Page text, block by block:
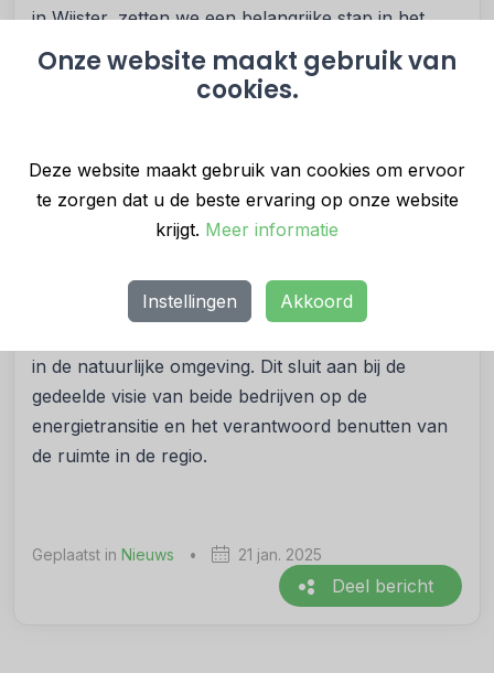
Onze website maakt gebruik van
cookies.
Deze website maakt gebruik van cookies om ervoor
te zorgen dat u de beste ervaring op onze website
krijgt. Meer informatie
Instellingen Akkoord
in Wijster, zetten we een belangrijke stap in het
ontwikkelen van duurzame energieoplossingen op
De bouw van het zonnepark in Montfort ging in
oktober 2024 van start en wordt naar verwachting
in maart 2025 voltooid. Het project laat zien hoe
doeleinden. Naast energieopwekking speelt
landschappelijke inpassing een belangrijke rol: het
in de natuurlijke omgeving. Dit sluit aan bij de
gedeelde visie van beide bedrijven op de
energietransitie en het verantwoord benutten van
de ruimte in de regio.
Geplaatst in Nieuws • 21 jan. 2025
Deel bericht